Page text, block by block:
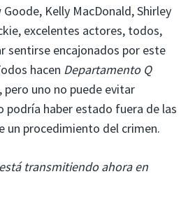
Kelly MacDonald, Shirley
excelentes actores, todos,
sentirse encajonados por este
hacen Departamento Q
pero uno no puede evitar
podría haber estado fuera de las
un procedimiento del crimen.
transmitiendo ahora en